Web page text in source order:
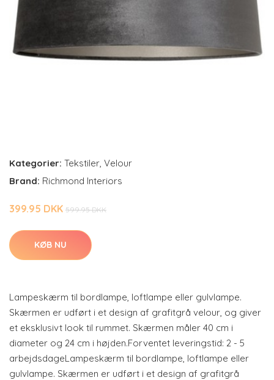
Kategorier: Tekstiler Velour
Brand: Richmond Interiors
399.95 DKK 599.95 DKK
KØB NU
Lampeskærm til bordlampe, loftlampe eller gulvlampe.
Skærmen er udført i et design af grafitgrå velour, og giver
et eksklusivt look til rummet. Skærmen måler 40 cm i
diameter og 24 cm i højden.Forventet leveringstid: 2 - 5
arbejdsdageLampeskærm til bordlampe, loftlampe eller
gulvlampe. Skærmen er udført i et design af grafitgrå